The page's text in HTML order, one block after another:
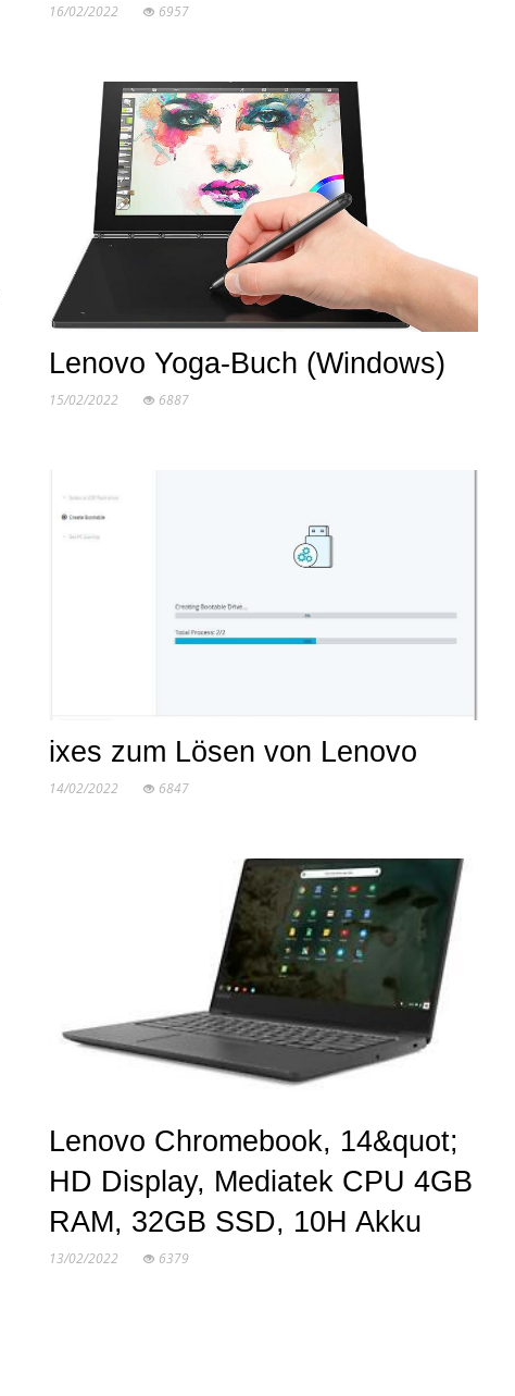
16/02/2022 6957
Lenovo Yoga-Buch (Windows)
15/02/2022 6887
ixes zum Lösen von Lenovo
14/02/2022 6847
Lenovo Chromebook, 14&quot;
HD Display, Mediatek CPU 4GB
RAM, 32GB SSD, 10H Akku
13/02/2022 6379